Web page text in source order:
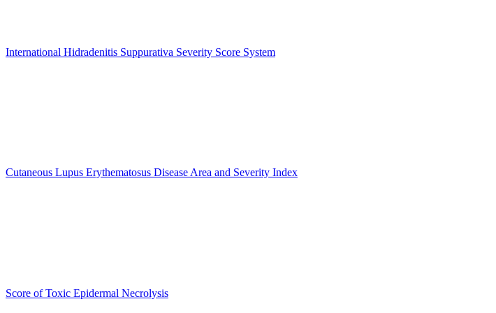
International Hidradenitis Suppurativa Severity Score System
Cutaneous Lupus Erythematosus Disease Area and Severity Index
Score of Toxic Epidermal Necrolysis